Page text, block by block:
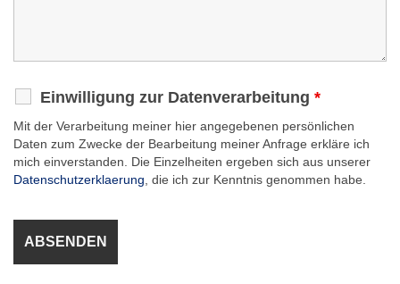
Einwilligung zur Datenverarbeitung *
Mit der Verarbeitung meiner hier angegebenen persönlichen
Daten zum Zwecke der Bearbeitung meiner Anfrage erkläre ich
mich einverstanden. Die Einzelheiten ergeben sich aus unserer
Datenschutzerklaerung , die ich zur Kenntnis genommen habe.